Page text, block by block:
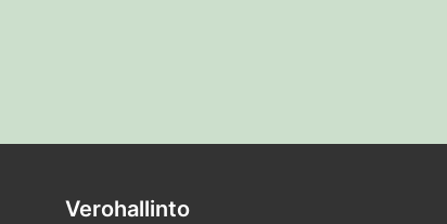
Verohallinto